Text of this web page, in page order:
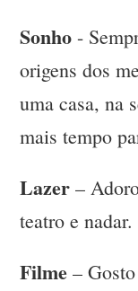
Sonho -
origens dos
uma casa, na
mais tempo
Lazer–
teatro e nadar.
Filme –